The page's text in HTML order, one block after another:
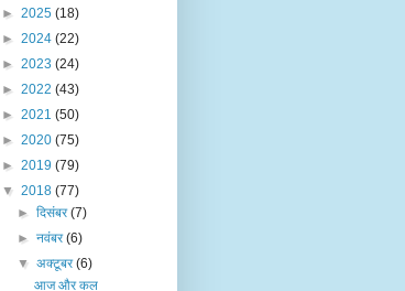
► 2025 (18)
► 2024 (22)
► 2023 (24)
► 2022 (43)
► 2021 (50)
► 2020 (75)
► 2019 (79)
▼ 2018 (77)
►दिसंबर(7)
►नवंबर(6)
▼अक्टूबर(6)
आज और कल